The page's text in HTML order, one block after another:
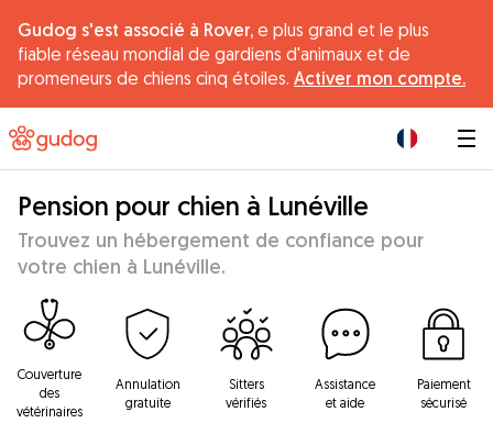
Gudog s'est associé à Rover, e plus grand et le plus
fiable réseau mondial de gardiens d'animaux et de
promeneurs de chiens cinq étoiles. Activer mon compte.
Pension pour chien à Lunéville
Trouvez un hébergement de confiance pour
votre chien à Lunéville.
Couverture
des
vétérinaires
Annulation
gratuite
Sitters
vérifiés
Assistance
et aide
Paiement
sécurisé